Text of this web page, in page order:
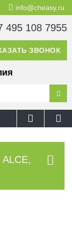
info@cheasy.ru
495 108 7955
ЗВОНОК